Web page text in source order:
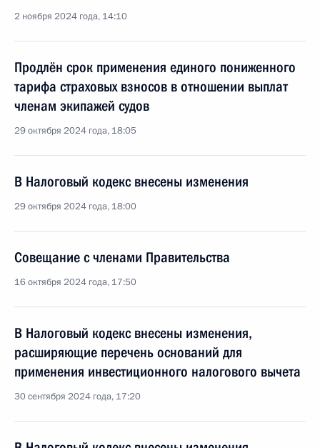
2 ноября 2024 года, 14:10
Продлён срок применения единого пониженного
тарифа страховых взносов в отношении выплат
членам экипажей судов
29 октября 2024 года, 18:05
В Налоговый кодекс внесены изменения
29 октября 2024 года, 18:00
Совещание с членами Правительства
16 октября 2024 года, 17:50
В Налоговый кодекс внесены изменения,
расширяющие перечень оснований для
применения инвестиционного налогового вычета
30 сентября 2024 года, 17:20